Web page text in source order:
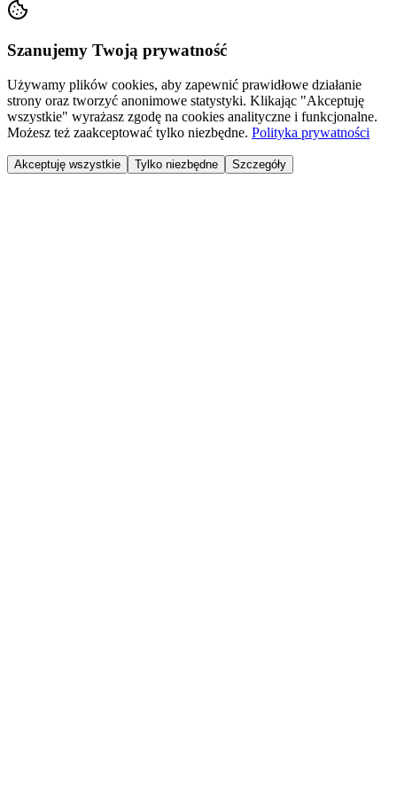
Szanujemy Twoją prywatność
Używamy plików cookies, aby zapewnić prawidłowe działanie
strony oraz tworzyć anonimowe statystyki. Klikając "Akceptuję
wszystkie" wyrażasz zgodę na cookies analityczne i funkcjonalne.
Możesz też zaakceptować tylko niezbędne. Polityka prywatności
Akceptuję wszystkie Tylko niezbędne Szczegóły